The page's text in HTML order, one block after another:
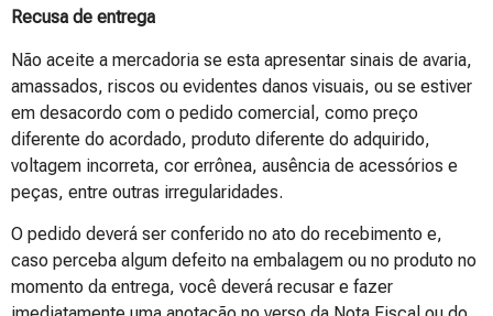
Recusa de entrega
Não aceite a mercadoria se esta apresentar sinais de avaria,
amassados, riscos ou evidentes danos visuais, ou se estiver
em desacordo com o pedido comercial, como preço
diferente do acordado, produto diferente do adquirido,
voltagem incorreta, cor errônea, ausência de acessórios e
peças, entre outras irregularidades.
O pedido deverá ser conferido no ato do recebimento e,
caso perceba algum defeito na embalagem ou no produto no
momento da entrega, você deverá recusar e fazer